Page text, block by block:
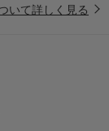
いて詳しく見る